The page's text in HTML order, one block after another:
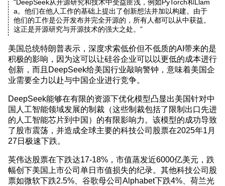
“DeepSeek从开源研究和技术中受益匪浅，例如PyTorch和Llam
a。他们在他人工作的基础上提出了创新想法并加以构建。由于
他们的工作是公开发布并完全开源的，所有人都可以从中获益。
这正是开源研究与开源技术的强大之处。”
美国总统特朗普表示，深度求索低价但不低质的AI带来的是
积极的影响，因为这可以让硅谷企业可以以更低的成本进行
创新，而且DeepSeek给美国行业敲响警钟，意味着美国企
业需要全力以赴与中国企业进行竞争。
DeepSeek能够在有限的资源下优化模型凸显出美国针对中
国人工智能领域发展的制裁（这些制裁包括了限制出口先进
的人工智能芯片到中国）的有限影响力。该模型的成功导致
了股市震荡，并造成全球主要的科技公司股票在2025年1月
27日极速下跌。
英伟达股票在下跌达17-18%，市值蒸发近6000亿美元，跌
幅创下美国上市公司单日市值损失的纪录。其他科技公司股
票如微软下跌2.5%、谷歌母公司Alphabet下跌4%、荷兰光